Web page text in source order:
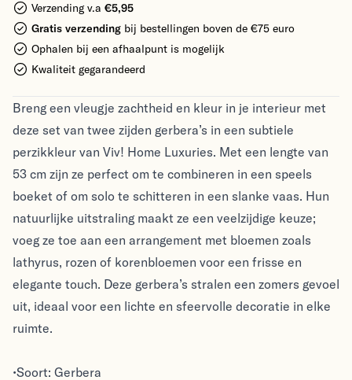
Verzending v.a €5,95
Gratis verzending bij bestellingen boven de €75 euro
Ophalen bij een afhaalpunt is mogelijk
Kwaliteit gegarandeerd
Breng een vleugje zachtheid en kleur in je interieur met
deze set van twee zijden gerbera’s in een subtiele
perzikkleur van Viv! Home Luxuries. Met een lengte van
53 cm zijn ze perfect om te combineren in een speels
boeket of om solo te schitteren in een slanke vaas. Hun
natuurlijke uitstraling maakt ze een veelzijdige keuze;
voeg ze toe aan een arrangement met bloemen zoals
lathyrus, rozen of korenbloemen voor een frisse en
elegante touch. Deze gerbera’s stralen een zomers gevoel
uit, ideaal voor een lichte en sfeervolle decoratie in elke
ruimte.
•Soort: Gerbera